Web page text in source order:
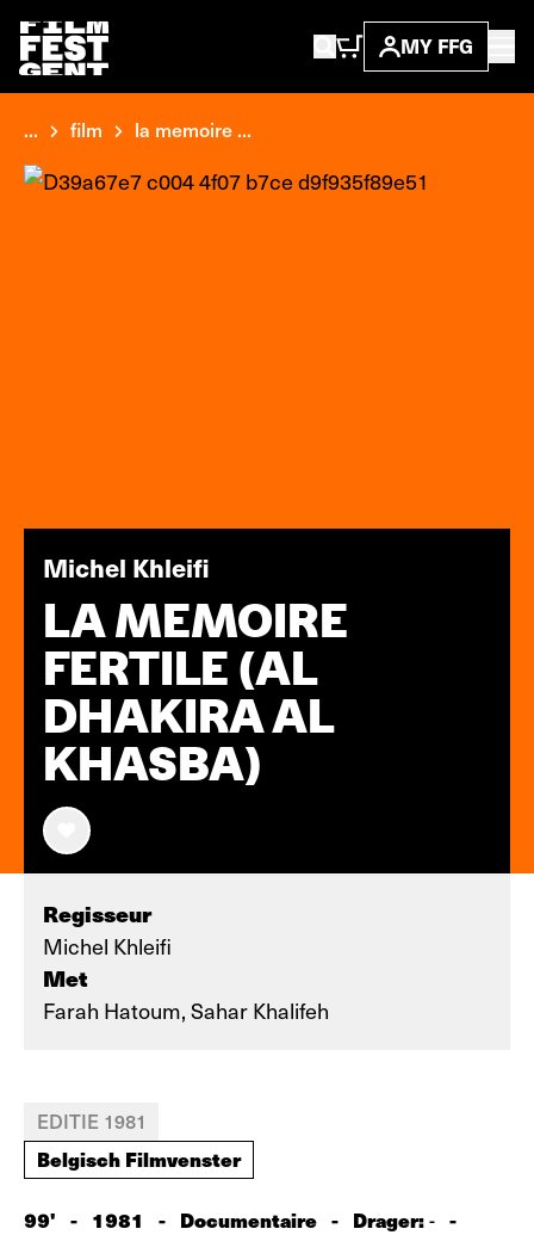
MY FFG
... film la memoire ...
Michel Khleifi
LA MEMOIRE
FERTILE (AL
DHAKIRA AL
KHASBA)
Regisseur
Michel Khleifi
Met
Farah Hatoum, Sahar Khalifeh
EDITIE 1981
Belgisch Filmvenster
99' - 1981 - Documentaire - Drager:- -